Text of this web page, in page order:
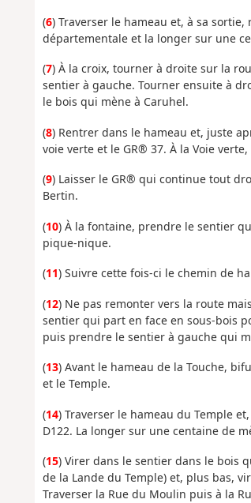
(6) Traverser le hameau et, à sa
départementale et la longer sur une
(7) À la croix, tourner à droite sur la
sentier à gauche. Tourner ensuite à
le bois qui mène à Caruhel.
(8) Rentrer dans le hameau et, juste
voie verte et le GR® 37. Àla Voie verte,
(9) Laisser le GR® qui continue tout
Bertin.
(10) À la fontaine, prendre le sentier
pique-nique.
(11) Suivre cette fois-ci le chemin de
(12) Ne pas remonter vers la route
sentier qui part en face en sous-bois
puis prendre le sentier à gauche qui
(13) Avant le hameau de la Touche,
et le Temple.
(14) Traverser le hameau du Temple
D122. La longer sur une centaine de
(15) Virer dans le sentier dans le bois
de la Lande du Temple) et, plus bas,
Traverser la Rue du Moulin puis à la